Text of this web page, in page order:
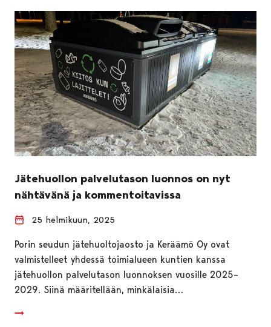
Jätehuollon palvelutason luonnos on nyt
nähtävänä ja kommentoitavissa
25 helmikuun, 2025
Porin seudun jätehuoltojaosto ja Keräämö Oy ovat
valmistelleet yhdessä toimialueen kuntien kanssa
jätehuollon palvelutason luonnoksen vuosille 2025–
2029. Siinä määritellään, minkälaisia…